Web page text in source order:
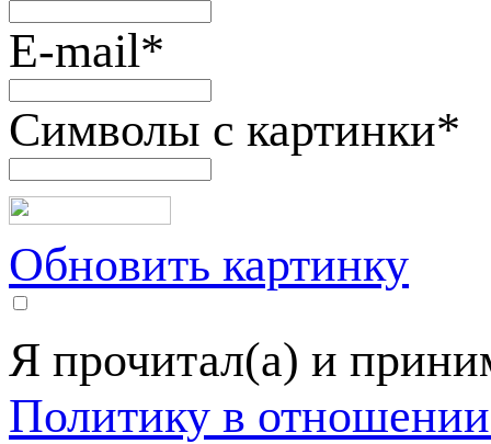
E-mail*
Символы с картинки*
Обновить картинку
Я прочитал(а) и
Политику в